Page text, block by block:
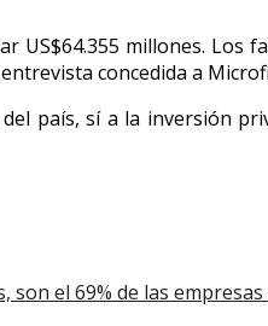
US$64.355 millones. Los
concedida a
país, sí a la inversión
el 69% de las